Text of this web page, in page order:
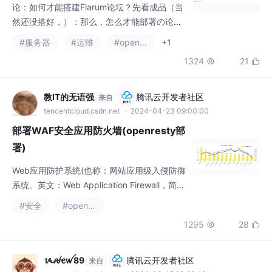
论：如何才能搭建Flarum论坛？先看成品（当
然还没搭好，）：那么，怎么才能部署の论坛
呢？本期主要讲述正确搭建Flarum的方法，10
0%成功，即使是服务器小白也能完成！
#服务器 #运维 #openresty
+1
1324  21 
教IT的无语强 来自 腾讯云开发者社区
tencentcloud.csdn.net · 2024-04-23 09:00:00
部署WAF安全应用防火墙(openresty部
署)
Web应用防护系统(也称：网站应用级入侵防御
系统。英文：Web Application Firewall，简
称：WAF)。Web应用 防火墙 是通过执行一系
列针对HTTP/HTTPS的 安全策略 来专门为We
#安全
#openresty
1295  28 
ᝰꫛꫀꪝ89 来自 腾讯云开发者社区